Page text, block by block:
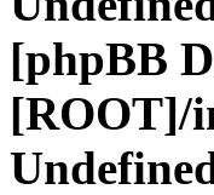
[phpBB
[ROOT]/